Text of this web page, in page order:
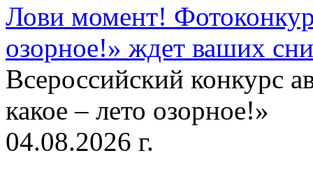
Лови момент!
озорное!» ждет ваших
Всероссийский конкурс
какое – лето озорное!»
04.08.2026 г.